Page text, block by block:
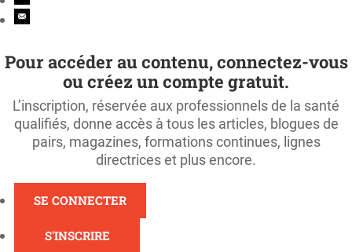
Pour accéder au contenu, connectez-vous
ou créez un compte gratuit.
L’inscription, réservée aux professionnels de la santé
qualifiés, donne accès à tous les articles, blogues de
pairs, magazines, formations continues, lignes
directrices et plus encore.
SE CONNECTER
S'INSCRIRE